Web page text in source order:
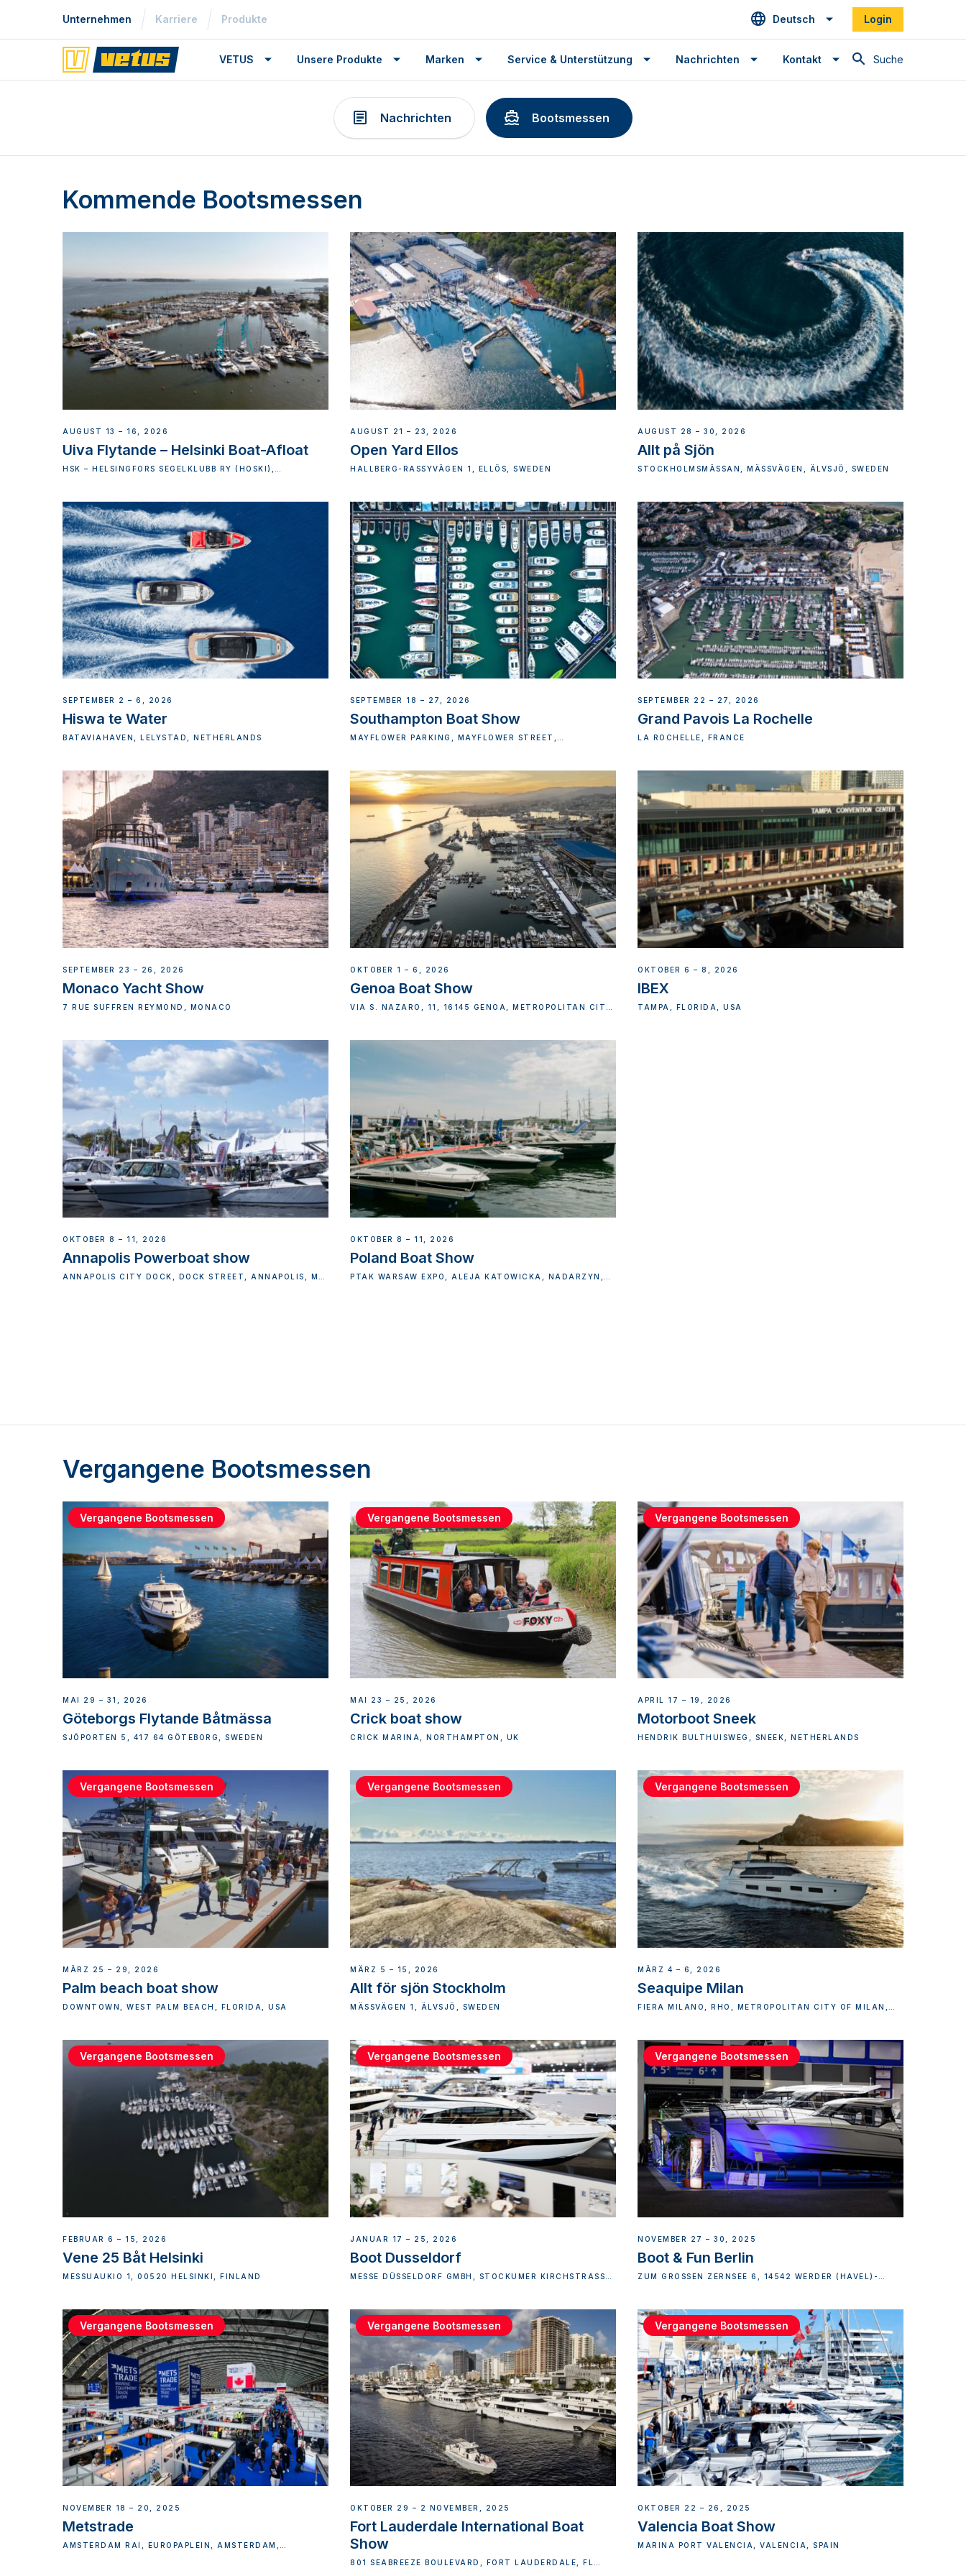
Unternehmen Karriere Produkte Deutsch Login
Suche
VETUS Unsere Produkte Marken Service & Unterstützung Nachrichten Kontakt
Nachrichten Bootsmessen
Kommende Bootsmessen
AUGUST 13 – 16, 2026
Uiva Flytande – Helsinki Boat-Afloat
HSK – HELSINGFORS SEGELKLUBB RY (HOSKI),
AUGUST 21 – 23, 2026
Open Yard Ellos
HALLBERG-RASSYVÄGEN 1, ELLÖS, SWEDEN
AUGUST 28 – 30, 2026
Allt på Sjön
STOCKHOLMSMÄSSAN, MÄSSVÄGEN, ÄLVSJÖ, SWEDEN
SEPTEMBER 2 – 6, 2026
Hiswa te Water
BATAVIAHAVEN, LELYSTAD, NETHERLANDS
SEPTEMBER 18 – 27, 2026
Southampton Boat Show
MAYFLOWER PARKING, MAYFLOWER STREET,
SEPTEMBER 22 – 27, 2026
Grand Pavois La Rochelle
LA ROCHELLE, FRANCE
SEPTEMBER 23 – 26, 2026
Monaco Yacht Show
7 RUE SUFFREN REYMOND, MONACO
OKTOBER 1 – 6, 2026
Genoa Boat Show
VIA S. NAZARO, 11, 16145 GENOA, METROPOLITAN CITY
OKTOBER 6 – 8, 2026
IBEX
TAMPA, FLORIDA, USA
OKTOBER 8 – 11, 2026
Annapolis Powerboat show
ANNAPOLIS CITY DOCK, DOCK STREET, ANNAPOLIS, MD,
OKTOBER 8 – 11, 2026
Poland Boat Show
PTAK WARSAW EXPO, ALEJA KATOWICKA, NADARZYN,
Vergangene Bootsmessen
Vergangene Bootsmessen
MAI 29 – 31, 2026
Göteborgs Flytande Båtmässa
SJÖPORTEN 5, 417 64 GÖTEBORG, SWEDEN
Vergangene Bootsmessen
MAI 23 – 25, 2026
Crick boat show
CRICK MARINA, NORTHAMPTON, UK
Vergangene Bootsmessen
APRIL 17 – 19, 2026
Motorboot Sneek
HENDRIK BULTHUISWEG, SNEEK, NETHERLANDS
Vergangene Bootsmessen
MÄRZ 25 – 29, 2026
Palm beach boat show
DOWNTOWN, WEST PALM BEACH, FLORIDA, USA
Vergangene Bootsmessen
MÄRZ 5 – 15, 2026
Allt för sjön Stockholm
MÄSSVÄGEN 1, ÄLVSJÖ, SWEDEN
Vergangene Bootsmessen
MÄRZ 4 – 6, 2026
Seaquipe Milan
FIERA MILANO, RHO, METROPOLITAN CITY OF MILAN,
Vergangene Bootsmessen
FEBRUAR 6 – 15, 2026
Vene 25 Båt Helsinki
MESSUAUKIO 1, 00520 HELSINKI, FINLAND
Vergangene Bootsmessen
JANUAR 17 – 25, 2026
Boot Dusseldorf
MESSE DÜSSELDORF GMBH, STOCKUMER KIRCHSTRASSE, D
Vergangene Bootsmessen
NOVEMBER 27 – 30, 2025
Boot & Fun Berlin
ZUM GROSSEN ZERNSEE 6, 14542 WERDER (HAVEL)-N
Vergangene Bootsmessen
NOVEMBER 18 – 20, 2025
Metstrade
AMSTERDAM RAI, EUROPAPLEIN, AMSTERDAM,
Vergangene Bootsmessen
OKTOBER 29 – 2 NOVEMBER, 2025
Fort Lauderdale International Boat
Show
801 SEABREEZE BOULEVARD, FORT LAUDERDALE, FL
Vergangene Bootsmessen
OKTOBER 22 – 26, 2025
Valencia Boat Show
MARINA PORT VALENCIA, VALENCIA, SPAIN